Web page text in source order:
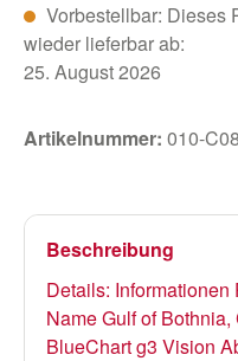
Vorbestellbar: Dieses
wieder lieferbar ab:
25. August 2026
Artikelnummer: 010-
Beschreibung
Details:
Name Gulf of Bothnia,
BlueChart g3 Vision